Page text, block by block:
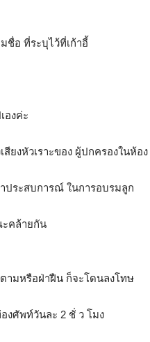
ชื่อ ที่ระบุไว้ที่เก้าอี้
องค่ะ
ยงหัวเราะของ ผู้ปกครองในห้อง
ประสบการณ์ ในการอบรมลูก
คล้ายกัน
ามหรือฝ่าฝืน ก็จะโดนลงโทษ
งศัพท์วันละ 2 ชั่ ว โมง